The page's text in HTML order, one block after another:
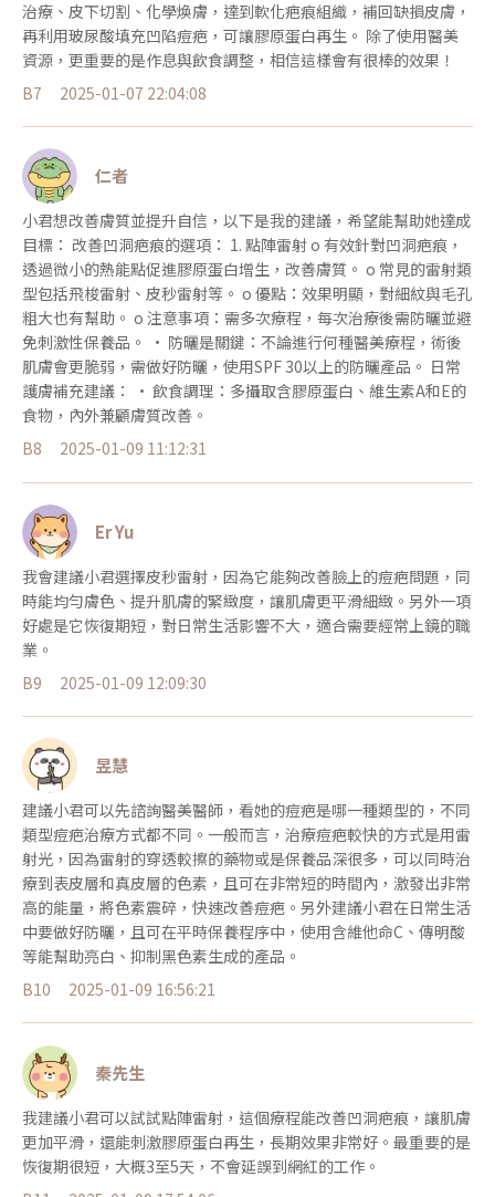
治療、皮下切割、化學煥膚，達到軟化疤痕組織，補回缺損皮膚，
再利用玻尿酸填充凹陷痘疤，可讓膠原蛋白再生。 除了使用醫美
資源，更重要的是作息與飲食調整，相信這樣會有很棒的效果！
B7
2025-01-07 22:04:08
仁者
小君想改善膚質並提升自信，以下是我的建議，希望能幫助她達成
目標： 改善凹洞疤痕的選項： 1. 點陣雷射 o 有效針對凹洞疤痕，
透過微小的熱能點促進膠原蛋白增生，改善膚質。 o 常見的雷射類
型包括飛梭雷射、皮秒雷射等。 o 優點：效果明顯，對細紋與毛孔
粗大也有幫助。 o 注意事項：需多次療程，每次治療後需防曬並避
免刺激性保養品。 • 防曬是關鍵：不論進行何種醫美療程，術後
肌膚會更脆弱，需做好防曬，使用SPF 30以上的防曬產品。 日常
護膚補充建議： • 飲食調理：多攝取含膠原蛋白、維生素A和E的
食物，內外兼顧膚質改善。
B8
2025-01-09 11:12:31
Er Yu
我會建議小君選擇皮秒雷射，因為它能夠改善臉上的痘疤問題，同
時能均勻膚色、提升肌膚的緊緻度，讓肌膚更平滑細緻。另外一項
好處是它恢復期短，對日常生活影響不大，適合需要經常上鏡的職
業。
B9
2025-01-09 12:09:30
昱慧
建議小君可以先諮詢醫美醫師，看她的痘疤是哪一種類型的，不同
類型痘疤治療方式都不同。一般而言，治療痘疤較快的方式是用雷
射光，因為雷射的穿透較擦的藥物或是保養品深很多，可以同時治
療到表皮層和真皮層的色素，且可在非常短的時間內，激發出非常
高的能量，將色素震碎，快速改善痘疤。另外建議小君在日常生活
中要做好防曬，且可在平時保養程序中，使用含維他命C、傳明酸
等能幫助亮白、抑制黑色素生成的產品。
B10
2025-01-09 16:56:21
秦先生
我建議小君可以試試點陣雷射，這個療程能改善凹洞疤痕，讓肌膚
更加平滑，還能刺激膠原蛋白再生，長期效果非常好。最重要的是
恢復期很短，大概3至5天，不會延誤到網紅的工作。